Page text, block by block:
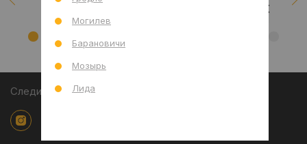
Следите за акциями
Могилев
Барановичи
Мозырь
Лида